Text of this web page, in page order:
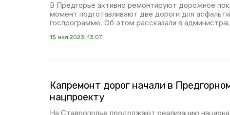
В Предгорье активно ремонтируют дорожное
момент подготавливают две дороги для
госпрограмме. Об этом рассказали в
15 мая 2023, 13:07
Капремонт дорог начали в
нацпроекту
На Ставрополье продолжают реализацию